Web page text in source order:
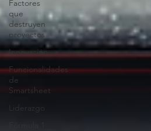
Factores
que
destruyen
proyectos
Innovación
Funcionalidades
de
Smartsheet
Liderazgo